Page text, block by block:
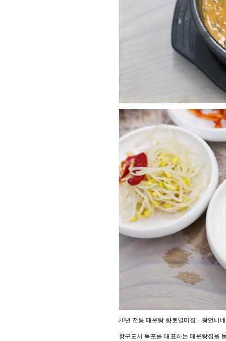
20년 전통 매운탕 향토별미집 – 왕언니
항구도시 목포를 대표하는 매운탕집을